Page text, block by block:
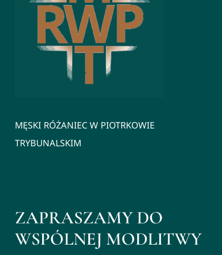
MĘSKI RÓŻANIEC W PIOTRKOWIE
TRYBUNALSKIM
ZAPRASZAMY DO
WSPÓLNEJ MODLITWY